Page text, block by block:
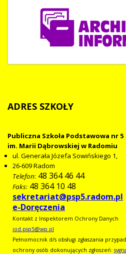
ADRES SZKOŁY
Publiczna Szkoła Podstawowa nr 5
im. Marii Dąbrowskiej w Radomiu
ul. Generała Józefa Sowińskiego 1,
26-609Radom
Telefon: 48 364 46 44
Faks: 48 364 10 48
sekretariat@psp5.radom.pl
e-Doręczenia
Kontakt z Inspektorem Ochrony Danych
iod.psp5@wp.pl
Pełnomocnik d/s obsługi zgłaszania
ochrony osób dokonujących zgłoszeń: